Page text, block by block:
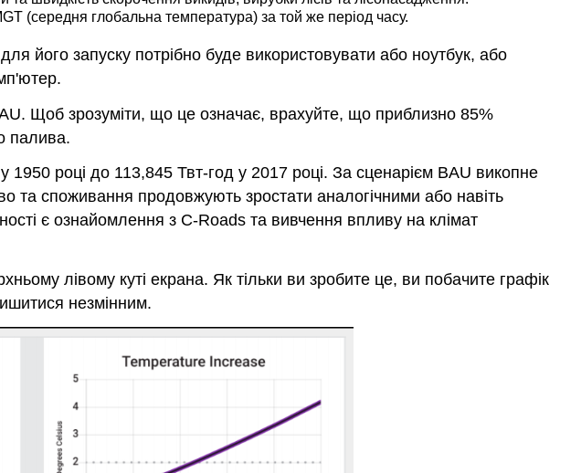
(середня глобальна температура) за той же період часу.
його запуску потрібно буде використовувати або ноутбук, або
Щоб зрозуміти, що це означає, врахуйте, що приблизно 85%
палива.
році до 113,845 Твт-год у 2017 році. За сценарієм BAU викопне
та споживання продовжують зростати аналогічними або навіть
є ознайомлення з C-Roads та вивчення впливу на клімат
лівому куті екрана. Як тільки ви зробите це, ви побачите графік
незмінним.